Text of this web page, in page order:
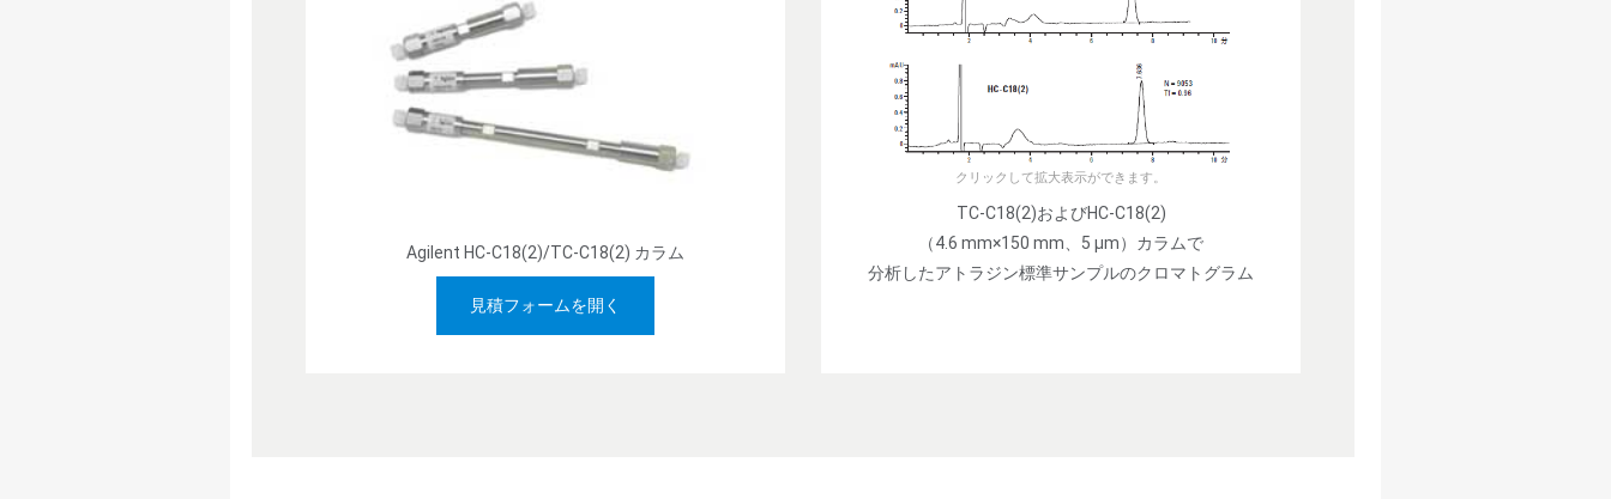
Agilent HC-C18(2)/TC-C18(2) カラム
見積フォームを開く
クリックして拡大表示ができます。
TC-C18(2)およびHC-C18(2)
（4.6 mm×150 mm、5 μm）カラムで
分析したアトラジン標準サンプルのクロマトグラム